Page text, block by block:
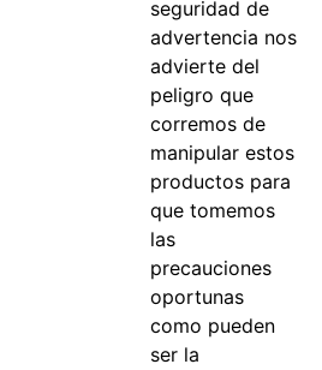
seguridad de
advertencia nos
advierte del
peligro que
corremos de
manipular estos
productos para
que tomemos
las
precauciones
oportunas
como pueden
ser la